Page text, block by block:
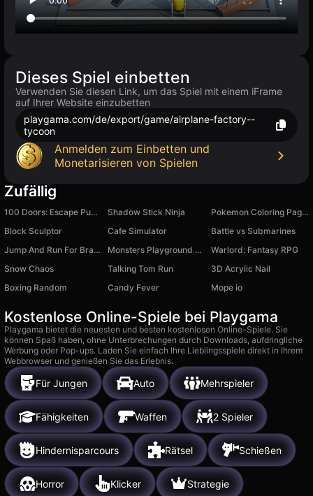
Dieses Spiel einbetten
Verwenden Sie diesen Link, um das Spiel mit einem iFrame
auf Ihrer Website einzubetten
playgama.com/de/export/game/airplane-factory--
tycoon
Anmelden zum Einbetten und
Monetarisieren von Spielen
Zufällig
100 Doors: Escape Puzzle Shadow Stick Ninja
Pokemon Coloring Pages
Block Sculptor
Cafe Simulator
Battle vs Submarines
Jump And Run For Brainrot
Monsters Playground Sandbox
Warlord: Fantasy RPG
Snow Chaos
Talking Tom Run
3D Acrylic Nail
Boxing Random
Candy Fever Mope io
Kostenlose Online-Spiele bei Playgama
Playgama bietet die neuesten und besten kostenlosen Online-Spiele. Sie
können Spaß haben, ohne Unterbrechungen durch Downloads, aufdringliche
Werbung oder Pop-ups. Laden Sie einfach Ihre Lieblingsspiele direkt in Ihrem
Webbrowser und genießen Sie das Erlebnis.
Für Jungen Auto Mehrspieler
Fähigkeiten Waffen 2 Spieler
Hindernisparcours Rätsel Schießen
Horror Klicker Strategie